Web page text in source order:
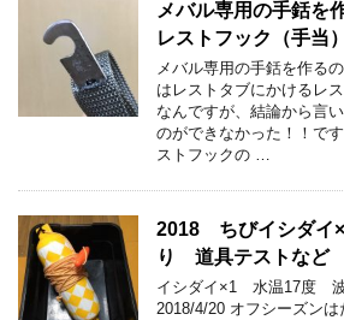
メバル専用の手銛
レストフック（手当
メバル専用の手銛を作る
はレストタブにかけるレ
なんですが、結論から言
のができなかった！！で
ストフックの …
2018 ちびイシダイ
り 道具テストなど
イシダイ×1 水温17度
2018/4/20 オフシーズン